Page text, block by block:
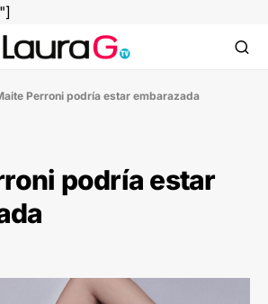
Perroni podría estar embarazada
podría estar